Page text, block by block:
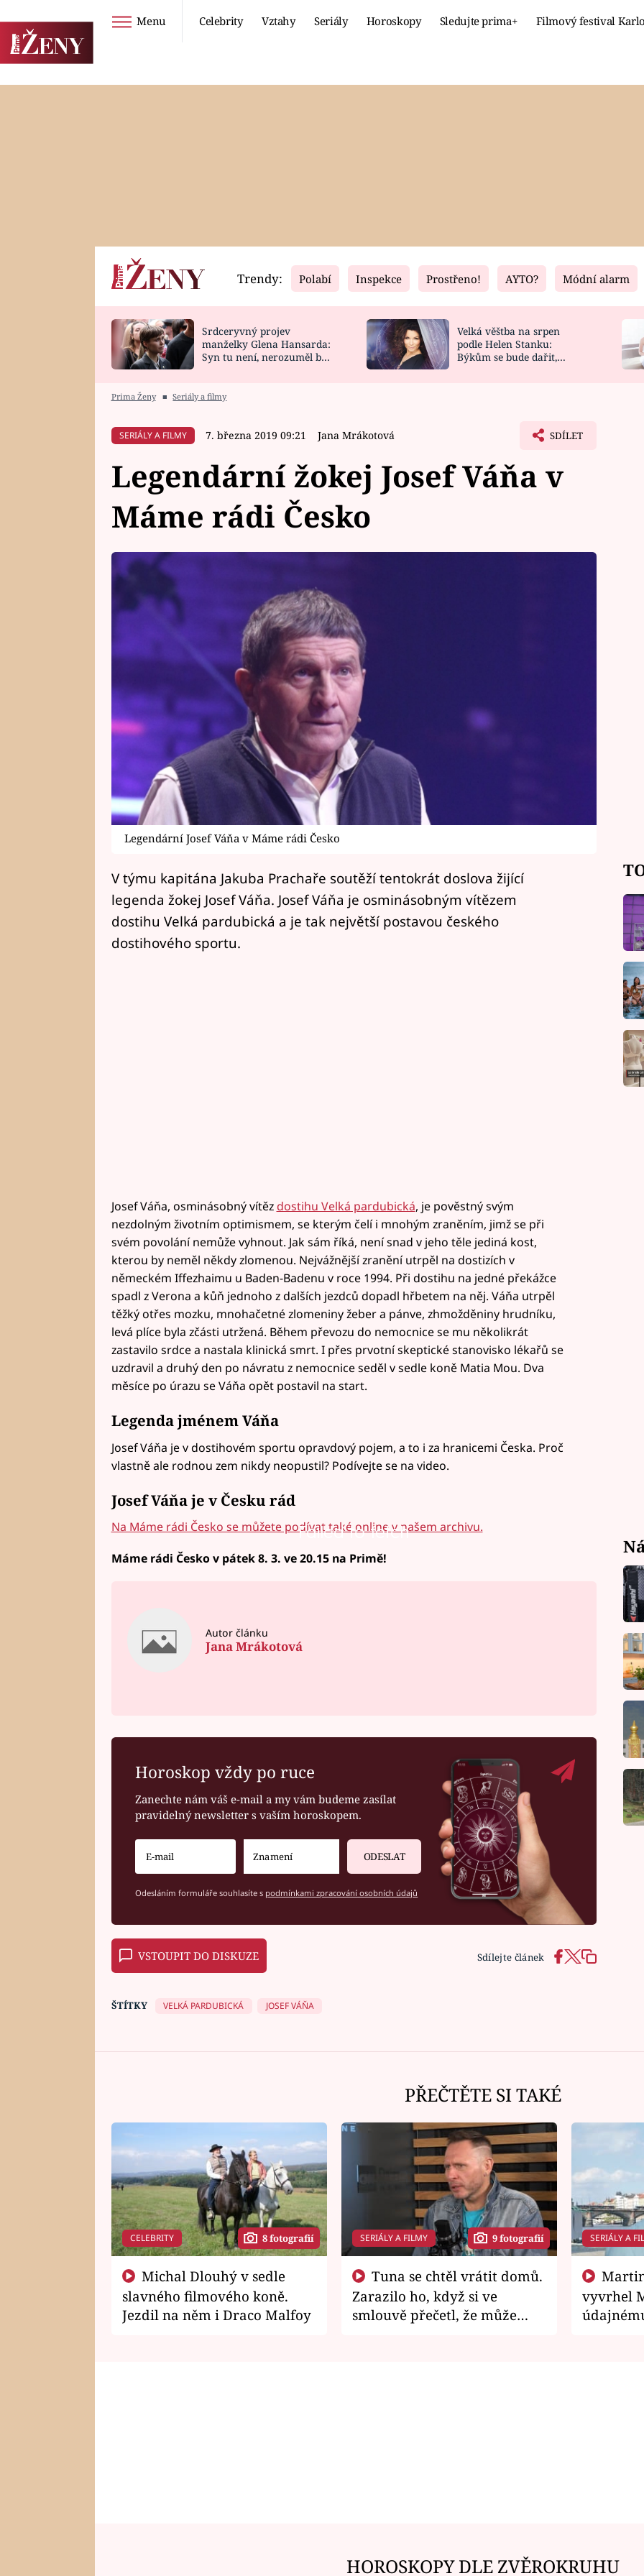
Menu Celebrity Vztahy Seriály Horoskopy Sledujte prima+ Filmový festival
Horoskopy
HOROSKOP NA
Video
CELEBRITY
VAŘENÍ
Fresh
NOVINKY
VIDEORECEPTY
Living
DESIGN
Trendy: Polabí Inspekce Prostřeno! AYTO? Módní alarm
Srdceryvný projev
manželky Glena Hansarda:
Syn tu není, nerozuměl by
Velká věštba na srpen
podle Helen Stanku:
Býkům se bude dařit,
Prima Ženy ■ Seriály a filmy
SERIÁLY A FILMY 7. března 2019 09:21 Jana Mrákotová SDÍLET
Legendární žokej Josef Váňa v
Máme rádi Česko
Legendární Josef Váňa v Máme rádi Česko
V týmu kapitána Jakuba Prachaře soutěží tentokrát doslova žijící
legenda žokej Josef Váňa. Josef Váňa je osminásobným vítězem
dostihu Velká pardubická a je tak největší postavou českého
dostihového sportu.
Josef Váňa, osminásobný vítěz dostihu Velká pardubická, je pověstný svým
nezdolným životním optimismem, se kterým čelí i mnohým zraněním, jimž se při
svém povolání nemůže vyhnout. Jak sám říká, není snad v jeho těle jediná kost,
kterou by neměl někdy zlomenou. Nejvážnější zranění utrpěl na dostizích v
německém Iffezhaimu u Baden-Badenu v roce 1994. Při dostihu na jedné překážce
spadl z Verona a kůň jednoho z dalších jezdců dopadl hřbetem na něj. Váňa utrpěl
těžký otřes mozku, mnohačetné zlomeniny žeber a pánve, zhmožděniny hrudníku,
levá plíce byla zčásti utržená. Během převozu do nemocnice se mu několikrát
zastavilo srdce a nastala klinická smrt. I přes prvotní skeptické stanovisko lékařů se
uzdravil a druhý den po návratu z nemocnice seděl v sedle koně Matia Mou. Dva
měsíce po úrazu se Váňa opět postavil na start.
Legenda jménem Váňa
Josef Váňa je v dostihovém sportu opravdový pojem, a to i za hranicemi Česka. Proč
vlastně ale rodnou zem nikdy neopustil? Podívejte se na video.
Josef Váňa je v Česku rád
Failed to fetch
Na Máme rádi Česko se můžete podívat také online v našem archivu.
Máme rádi Česko v pátek 8. 3. ve 20.15 na Primě!
Autor článku
Jana Mrákotová
Horoskop vždy po ruce
Zanechte nám váš e-mail a my vám budeme zasílat
pravidelný newsletter s vaším horoskopem.
ODESLAT
Odesláním formuláře souhlasíte s podmínkami zpracování osobních údajů
VSTOUPIT DO DISKUZE Sdílejte článek
ŠTÍTKY VELKÁ PARDUBICKÁ JOSEF VÁŇA
PŘEČTĚTE SI TAKÉ
CELEBRITY 8 fotografií
slavného filmového koně.
Jezdil na něm i Draco Malfoy
SERIÁLY A FILMY 9 fotografií
Zarazilo ho, když si ve
smlouvě přečetl, že může
SERIÁLY A
vyvrhel
HOROSKOPY DLE ZVĚROKRUHU